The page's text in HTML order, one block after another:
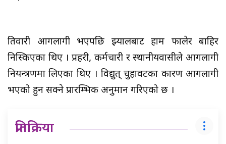
तिवारी आगलागी भएपछि झ्यालबाट हाम फालेर बाहिर
निस्किएका थिए । प्रहरी, कर्मचारी र स्थानीयवासीले आगलागी
नियन्त्रणमा लिएका थिए । विद्युत् चुहावटका कारण आगलागी
भएको हुन सक्ने प्रारम्भिक अनुमान गरिएको छ ।
प्रतिक्रिया